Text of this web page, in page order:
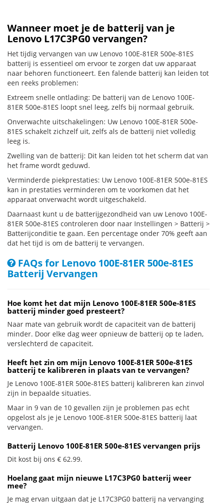
Wanneer moet je de batterij van je
Lenovo L17C3PG0 vervangen?
Het tijdig vervangen van uw Lenovo 100E-81ER 500e-81ES
batterij is essentieel om ervoor te zorgen dat uw apparaat
naar behoren functioneert. Een falende batterij kan leiden tot
een reeks problemen:
Extreem snelle ontlading: De batterij van de Lenovo 100E-
81ER 500e-81ES loopt snel leeg, zelfs bij normaal gebruik.
Onverwachte uitschakelingen: Uw Lenovo 100E-81ER 500e-
81ES schakelt zichzelf uit, zelfs als de batterij niet volledig
leeg is.
Zwelling van de batterij: Dit kan leiden tot het scherm dat van
het frame wordt geduwd.
Verminderde piekprestaties: Uw Lenovo 100E-81ER 500e-81ES
kan in prestaties verminderen om te voorkomen dat het
apparaat onverwacht wordt uitgeschakeld.
Daarnaast kunt u de batterijgezondheid van uw Lenovo 100E-
81ER 500e-81ES controleren door naar Instellingen > Batterij >
Batterijconditie te gaan. Een percentage onder 70% geeft aan
dat het tijd is om de batterij te vervangen.
FAQs for Lenovo 100E-81ER 500e-81ES
Batterij Vervangen
Hoe komt het dat mijn Lenovo 100E-81ER 500e-81ES
batterij minder goed presteert?
Naar mate van gebruik wordt de capaciteit van de batterij
minder. Door elke dag weer opnieuw de batterij op te laden,
verslechterd de capaciteit.
Heeft het zin om mijn Lenovo 100E-81ER 500e-81ES
batterij te kalibreren in plaats van te vervangen?
Je Lenovo 100E-81ER 500e-81ES batterij kalibreren kan zinvol
zijn in bepaalde situaties.
Maar in 9 van de 10 gevallen zijn je problemen pas echt
opgelost als je je Lenovo 100E-81ER 500e-81ES batterij laat
vervangen.
Batterij Lenovo 100E-81ER 500e-81ES vervangen prijs
Dit kost bij ons € 62.99.
Hoelang gaat mijn nieuwe L17C3PG0 batterij weer
mee?
Je mag ervan uitgaan dat je L17C3PG0 batterij na vervanging